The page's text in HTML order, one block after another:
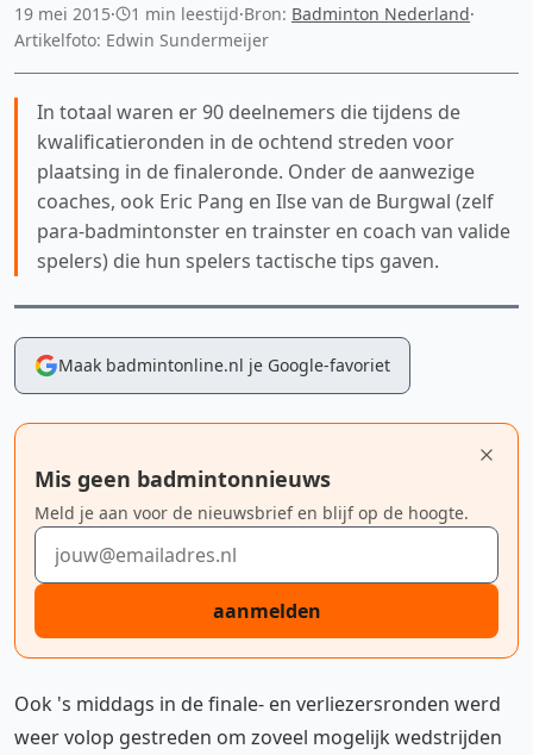
19 mei 2015· 1 min leestijd·Bron: Badminton Nederland·
Artikelfoto: Edwin Sundermeijer
In totaal waren er 90 deelnemers die tijdens de
kwalificatieronden in de ochtend streden voor
plaatsing in de finaleronde. Onder de aanwezige
coaches, ook Eric Pang en Ilse van de Burgwal (zelf
para-badmintonster en trainster en coach van valide
spelers) die hun spelers tactische tips gaven.
Maak badmintonline.nl je Google-favoriet
Mis geen badmintonnieuws
Meld je aan voor de nieuwsbrief en blijf op de hoogte.
E-mailadres
aanmelden
Ook 's middags in de finale- en verliezersronden werd
weer volop gestreden om zoveel mogelijk wedstrijden